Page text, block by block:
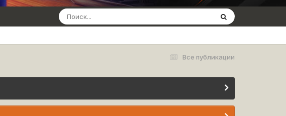
Все публикации